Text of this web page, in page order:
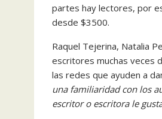
partes hay lectores, por
desde $3500.
Raquel Tejerina, Natalia
escritores muchas veces
las redes que ayuden a
una familiaridad con los
escritor o escritora le